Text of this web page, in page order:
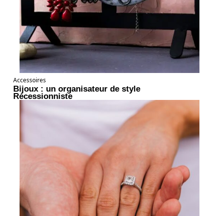
Accessoires
Bijoux : un organisateur de style
Récessionniste